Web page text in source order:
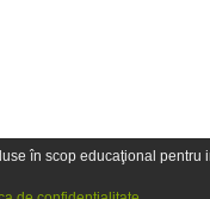
în scop educaţional pentru